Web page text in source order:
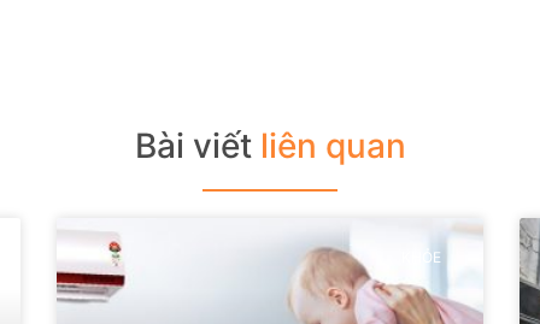
Bài viết liên quan
KHỎE